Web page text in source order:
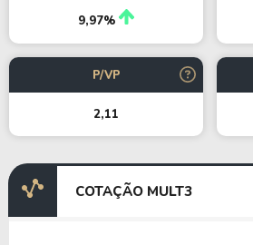
9,97%
P/VP
2,11
COTAÇÃO MULT3